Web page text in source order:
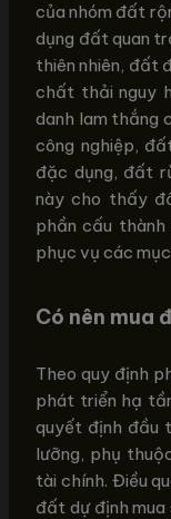
của nhóm đất
dụng đất quan
thiên nhiên, đất
chất thải nguy
danh lam thắng
công nghiệp,
đặc dụng, đất
này cho thấy
phần cấu
phục vụ các
Có nên mua
Theo quy định
phát triển hạ
quyết định đầu
lưỡng, phụ
tài chính. Điều
đất dự định